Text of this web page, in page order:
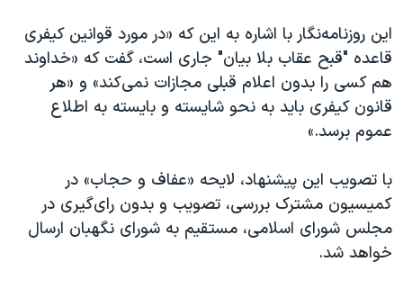
این روزنامه‌نگار با اشاره به این که «در مورد قوانین کیفری
قاعده "قبح عقاب بلا بیان" جاری است، گفت که «خداوند
هم کسی را بدون اعلام قبلی مجازات نمی‌کند» و «هر
قانون کیفری باید به نحو شایسته و بایسته به اطلاع
عموم برسد.»
با تصویب این پیشنهاد، لایحه «عفاف و حجاب» در
کمیسیون مشترک بررسی، تصویب و بدون رای‌گیری در
مجلس شورای اسلامی، مستقیم به شورای نگهبان ارسال
خواهد شد.